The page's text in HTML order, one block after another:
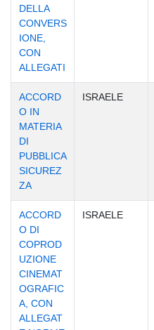
DELLA
CONVERS
IONE,
CON
ALLEGATI
ACCORD
O IN
MATERIA
DI
PUBBLICA
SICUREZ
ZA
ISRAELE
ACCORD
O DI
COPROD
UZIONE
CINEMAT
OGRAFIC
A, CON
ALLEGAT
ISRAELE